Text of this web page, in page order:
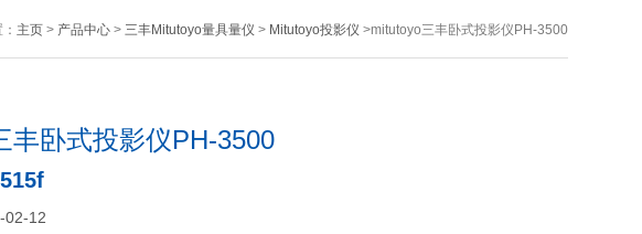
主页> 产品中心> 三丰Mitutoyo量具量仪 > Mitutoyo投影仪 >mitutoyo三丰卧式投影仪PH-3500
丰卧式投影仪PH-3500
02-12